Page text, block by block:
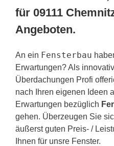
für 09111
Angeboten.
An ein Fensterbau
Erwartungen? Als
Überdachungen Profi
nach Ihren eigenen Ideen
Erwartungen bezüglich
gehen. Überzeugen Sie
äußerst guten Preis- /
Ihnen für unsre Fenster.